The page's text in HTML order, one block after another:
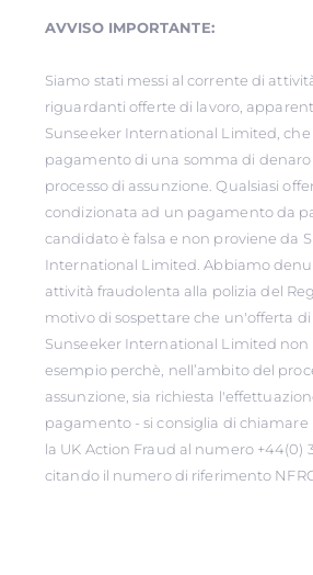
AVVISO IMPORTANTE:
Siamo stati messi al corrente di
riguardanti offerte di lavoro,
Sunseeker International Limited,
pagamento di una somma di
processo di assunzione. Qualsiasi
condizionata ad un pagamento da
candidato è falsa e non proviene da
International Limited. Abbiamo
attività fraudolenta alla polizia del
motivo di sospettare che un'offerta di
Sunseeker International Limited non
esempio perchè, nell’ambito del
assunzione, sia richiesta
pagamento - si consiglia di
la UK Action Fraud al numero +44(0)
citando il numero di riferimento